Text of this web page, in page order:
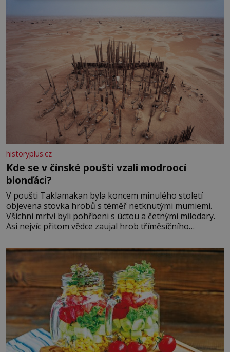
historyplus.cz
Kde se v čínské poušti vzali modroocí
blonďáci?
V poušti Taklamakan byla koncem minulého století
objevena stovka hrobů s téměř netknutými mumiemi.
Všichni mrtví byli pohřbeni s úctou a četnými milodary.
Asi nejvíc přitom vědce zaujal hrob tříměsíčního
blonďaté vlásky. Fakt, že jsou těla dávných lidí nesmírně
dobře zachovalá, přičítají odborníci zdejším klimatickým
podmínkám. Sucho, prosolené písky a extrémně